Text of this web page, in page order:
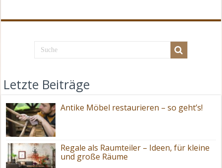
Letzte Beiträge
Antike Möbel restaurieren – so geht’s!
Regale als Raumteiler – Ideen, für kleine
und große Räume